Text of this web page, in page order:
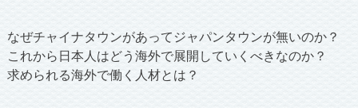
なぜチャイナタウンがあってジャパンタウンが無いのか？
これから日本人はどう海外で展開していくべきなのか？
求められる海外で働く人材とは？